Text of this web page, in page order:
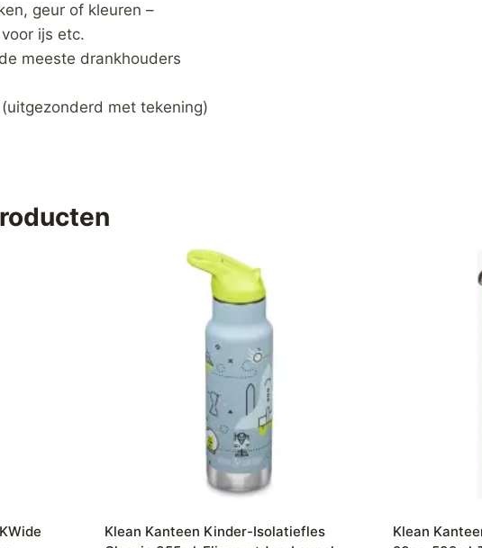
geur of kleuren –
ijs etc.
meeste drankhouders
met tekening)
Klean Kanteen Kinder-Isolatiefles
Klean